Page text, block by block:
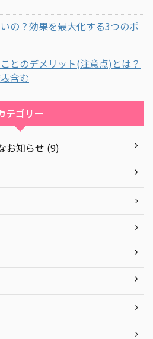
の？効果を最大化する3つのポ
とのデメリット(注意点)とは？
含む
テゴリー
お知らせ (9)